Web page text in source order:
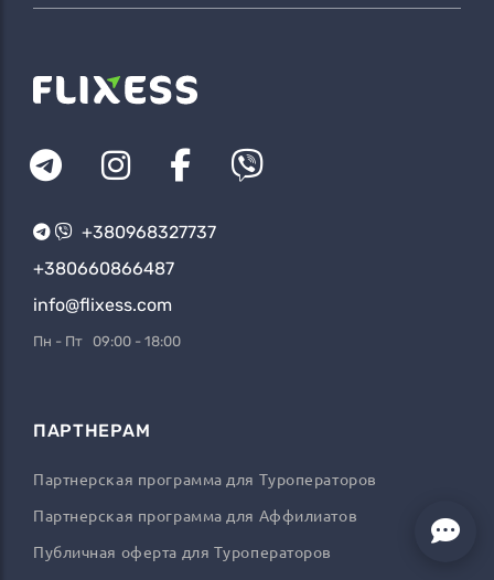
+380968327737
+380660866487
info@flixess.com
Пн - Пт 09:00 - 18:00
ПАРТНЕРАМ
Партнерская программа для Туроператоров
Партнерская программа для Аффилиатов
Публичная оферта для Туроператоров